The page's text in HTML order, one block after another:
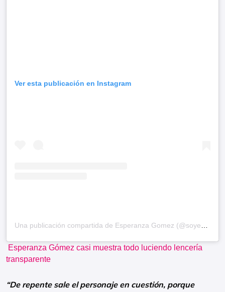
Ver esta publicación en Instagram
Esperanza Gómez casi muestra todo luciendo lencería
transparente
“De repente sale el personaje en cuestión, porque